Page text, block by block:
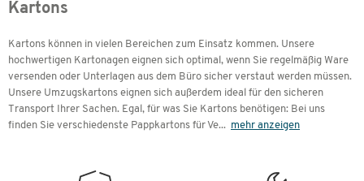
Inhalte:
Welche Wellpapparten gibt es für Kartons?
Personalisierte Kartons: Individuelle Gestaltung mit
Firmenlogo
Kartons
Kartons können in vielen Bereichen zum Einsatz kommen. Unsere
hochwertigen Kartonagen eignen sich optimal, wenn Sie regelmäßig Ware
versenden oder Unterlagen aus dem Büro sicher verstaut werden müssen.
Unsere Umzugskartons eignen sich außerdem ideal für den sicheren
Transport Ihrer Sachen. Egal, für was Sie Kartons benötigen: Bei uns
finden Sie verschiedenste Pappkartons für Ve... mehr anzeigen